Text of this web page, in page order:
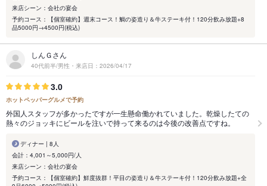
来店シーン：会社の宴会
予約コース：【個室確約】週末コース！鯛の姿造り＆牛ステーキ付！120分飲み放題+8
品5000円→4500円(税込)
しんＧさん
40代前半/男性・来店日：2026/04/17
3.0
ホットペッパーグルメで予約
外国人スタッフが多かったですが一生懸命働かれていました。乾燥したての
熱々のジョッキにビールを注いで持って来るのは今後の改善点ですね。
ディナー | 8人
会計：4,001～5,000円/人
来店シーン：会社の宴会
予約コース：【個室確約】鮮度抜群！平目の姿造り＆牛ステーキ付！120分飲み放題+全